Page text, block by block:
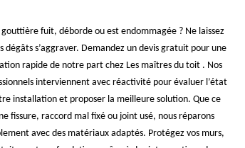
fuit, déborde ou est endommagée ? Ne laissez
dégâts s’aggraver. Demandez un devis gratuit pour une
rapide de notre part chez Les maîtres du toit . Nos
interviennent avec réactivité pour évaluer l’état
installation et proposer la meilleure solution. Que ce
fissure, raccord mal fixé ou joint usé, nous réparons
avec des matériaux adaptés. Protégez vos murs,